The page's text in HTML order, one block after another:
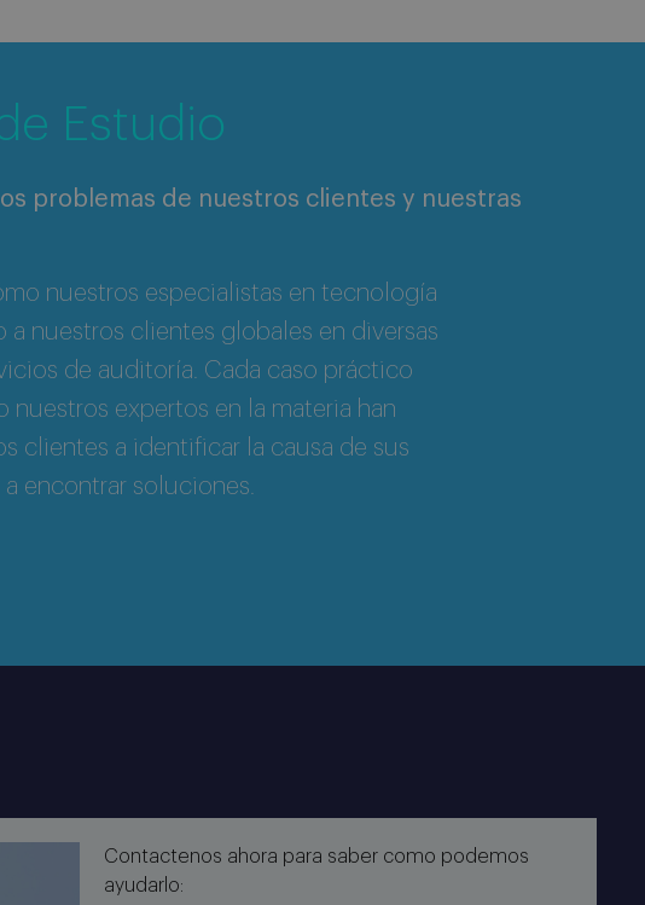
Estudio
problemas de nuestros clientes y nuestras
nuestros especialistas en tecnología
a nuestros clientes globales en diversas
de auditoría. Cada caso práctico
nuestros expertos en la materia han
clientes a identificar la causa de sus
encontrar soluciones.
Contactenos ahora para saber como podemos
ayudarlo: